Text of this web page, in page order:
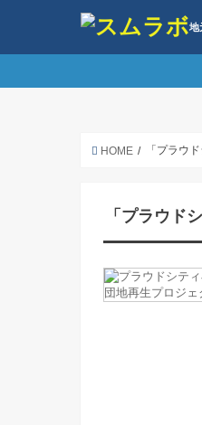
地
HOME 「プラウ
「プラウド